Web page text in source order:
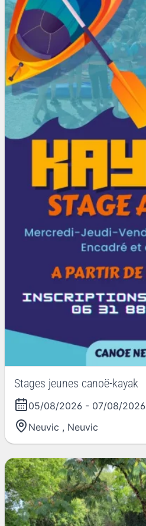
Stages jeunes canoë-kayak
05/08/2026 - 07/08/2026
Neuvic , Neuvic